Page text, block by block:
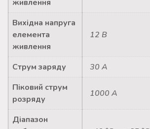
живлення
Вихідна напруга
елемента
живлення
12 В
Струм заряду
30 А
Піковий струм
розряду
1000 А
Діапазон